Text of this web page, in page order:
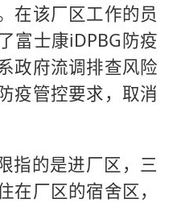
在该厂区工作的员
富士康iDPBG防疫
政府流调排查风险
疫管控要求，取消
指的是进厂区，三
在厂区的宿舍区，